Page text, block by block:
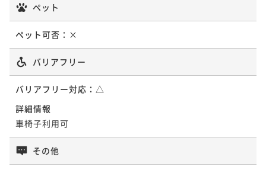
ペット
ペット可否： ×
バリアフリー
バリアフリー対応： △
詳細情報
車椅子利用可
その他